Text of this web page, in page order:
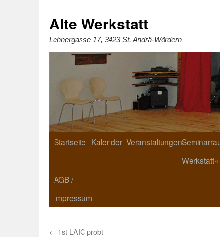
Alte Werkstatt
Lehnergasse 17, 3423 St. Andrä-Wördern
Startseite Kalender Veranstaltungen
Werkstatt«
AGB /
Impressum
← 1st LAIC probt